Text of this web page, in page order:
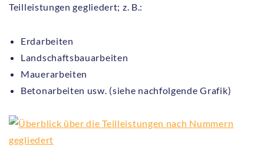
Teilleistungen gegliedert; z. B.:
Erdarbeiten
Landschaftsbauarbeiten
Mauerarbeiten
Betonarbeiten usw. (siehe nachfolgende Grafik)